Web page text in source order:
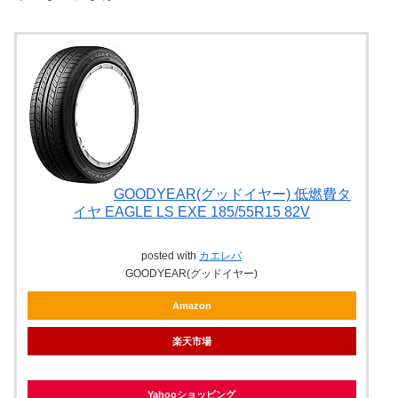
GOODYEAR(グッドイヤー) 低燃費タ
イヤ EAGLE LS EXE 185/55R15 82V
posted with カエレバ
GOODYEAR(グッドイヤー)
Amazon
楽天市場
Yahooショッピング